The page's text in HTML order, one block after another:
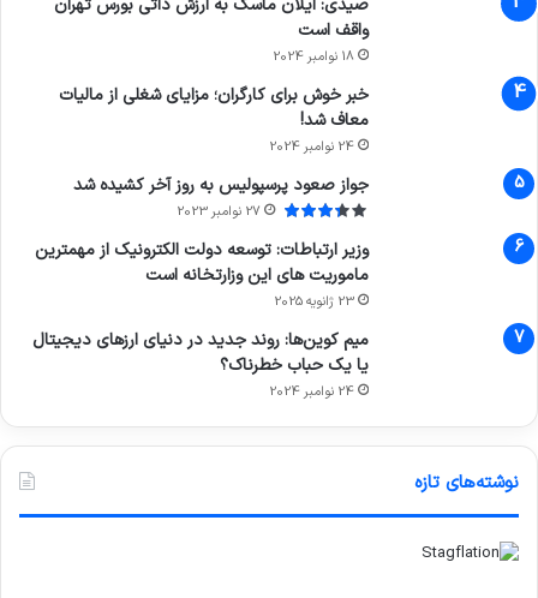
صیدی: ایلان ماسک به ارزش ذاتی بورس تهران
واقف است
18 نوامبر 2024
خبر خوش برای کارگران؛ مزایای شغلی از مالیات
معاف شد!
24 نوامبر 2024
جواز صعود پرسپولیس به روز آخر کشیده شد
27 نوامبر 2023
وزیر ارتباطات: توسعه دولت الکترونیک از مهمترین
ماموریت های این وزارتخانه است
23 ژانویه 2025
میم کوین‌ها: روند جدید در دنیای ارزهای دیجیتال
یا یک حباب خطرناک؟
24 نوامبر 2024
نوشته‌های تازه